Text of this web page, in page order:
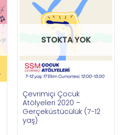
STOKTA YOK
Çevrimiçi Çocuk
Atölyeleri 2020 –
Gerçeküstücülük (7-12
yaş)